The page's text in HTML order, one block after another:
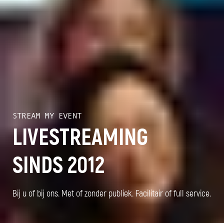
STREAM MY EVENT
LIVESTREAMING
SINDS 2012
Bij u of bij ons. Met of zonder publiek. Facilitair of full service.